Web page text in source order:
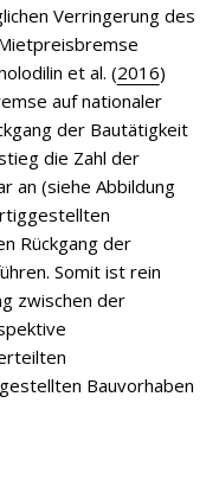
Verringerung des
et al. (2016)
auf nationaler
der Bautätigkeit
die Zahl der
an (siehe Abbildung
Rückgang der
Somit ist rein
zwischen der
Bauvorhaben